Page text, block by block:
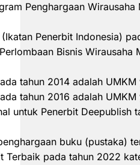
Penghargaan
Penerbit Indonesia)
Bisnis
tahun 2014 adalah
tahun 2016 adalah
untuk Penerbit
buku (pustaka)
Terbaik pada tahun 2022